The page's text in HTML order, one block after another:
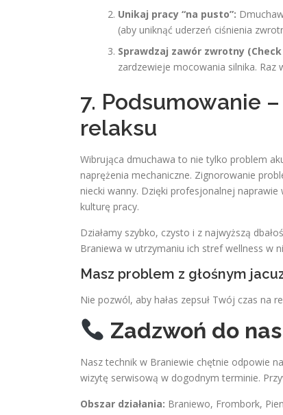
Unikaj pracy “na pusto”:
(aby uniknąć uderzeń ciśnienia
Sprawdzaj zawór zwrotny (Check
zardzewieje mocowania silnika.
7. Podsumowanie
relaksu
Wibrująca dmuchawa to nie tylko problem
naprężenia mechaniczne. Zignorowanie
niecki wanny. Dzięki profesjonalnej
kulturę pracy.
Działamy szybko, czysto i z najwyższą
Braniewa w utrzymaniu ich stref wellness w
Masz problem z głośnym
Nie pozwól, aby hałas zepsuł Twój czas na
Zadzwoń do
Nasz technik w Braniewie chętnie odpowie
wizytę serwisową w dogodnym terminie.
Obszar działania: Braniewo, Frombork,